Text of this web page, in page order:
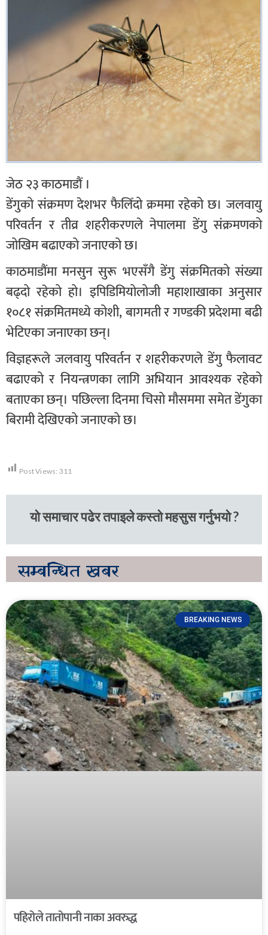
जेठ २३ काठमाडौं ।
डेंगुको संक्रमण देशभर फैलिँदो क्रममा रहेको छ। जलवायु
परिवर्तन र तीव्र शहरीकरणले नेपालमा डेंगु संक्रमणको
जोखिम बढाएको जनाएको छ।
काठमाडौंमा मनसुन सुरू भएसँगै डेंगु संक्रमितको संख्या
बढ्दो रहेको हो। इपिडिमियोलोजी महाशाखाका अनुसार
१०८१ संक्रमितमध्ये कोशी, बागमती र गण्डकी प्रदेशमा बढी
भेटिएका जनाएका छन्।
विज्ञहरूले जलवायु परिवर्तन र शहरीकरणले डेंगु फैलावट
बढाएको र नियन्त्रणका लागि अभियान आवश्यक रहेको
बताएका छन्। पछिल्ला दिनमा चिसो मौसममा समेत डेंगुका
बिरामी देखिएको जनाएको छ।
Post Views: 311
यो समाचार पढेर तपाइले कस्तो महसुस गर्नुभयो ?
सम्बन्धित खबर
BREAKING NEWS
पहिरोले तातोपानी नाका अवरुद्ध